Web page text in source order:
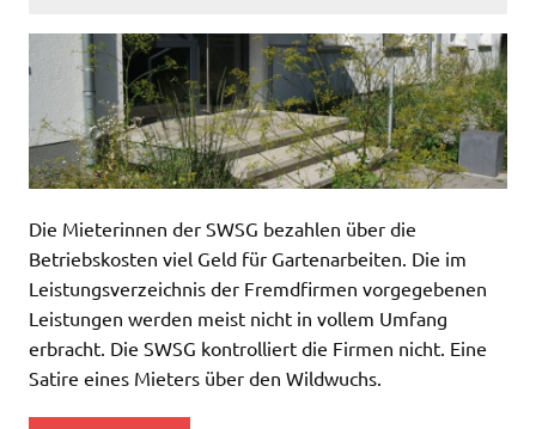
Die Mieterinnen der SWSG bezahlen über die
Betriebskosten viel Geld für Gartenarbeiten. Die im
Leistungsverzeichnis der Fremdfirmen vorgegebenen
Leistungen werden meist nicht in vollem Umfang
erbracht. Die SWSG kontrolliert die Firmen nicht. Eine
Satire eines Mieters über den Wildwuchs.